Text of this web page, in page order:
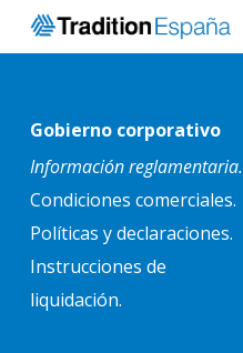
Skip
to
Gobierno corporativo
Información reglamentaria.
Condiciones comerciales.
Políticas y declaraciones.
Instrucciones de
liquidación.